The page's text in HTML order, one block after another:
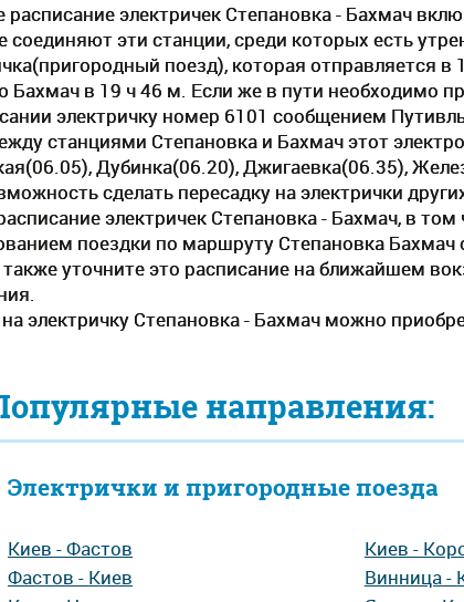
расписание электричек Степановка - Бахмач
соединяют эти станции, среди которых есть
поезд), которая отправляется
Бахмач в 19 ч 46 м. Если же в пути необходимо
электричку номер 6101 сообщением
станциями Степановка и Бахмач этот
Дубинка(06.20), Джигаевка(06.35),
сделать пересадку на электрички
электричек Степановка - Бахмач, в
поездки по маршруту Степановка
также уточните это расписание на ближайшем
электричку Степановка - Бахмач можно
направления:
Электрички и пригородные поезда
Киев - Фастов
Фастов - Киев
Киев -
Винница -